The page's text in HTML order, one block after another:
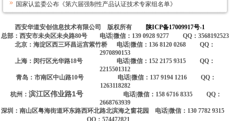
国家认监委公布《第六届强制性产品认证技术专家组名单》
西安华道安创信息技术有限公司 版权所有
陕ICP备17009917号-1
总部：西安市未央区未央路80号 电话|微信：139 0928 9277 QQ：3568192523
北京：海淀区西三环昌运宫紫竹桥 电话|微信：136 8120 0268 QQ：
2970890153
上海：闵行区光华路18号 电话|微信：152 2175 9315 QQ：
2215501312
青岛：市南区中山路10号 电话|微信：137 9194 1216 QQ：
1263118282
杭州： 滨江区伟业路1号
电话|微信：158 6716 8335 QQ：
2668763939
深圳：南山区粤海街道环东路西环北路北滨海之窗花园 电话|微信：130 7782 9315
QQ：574472821